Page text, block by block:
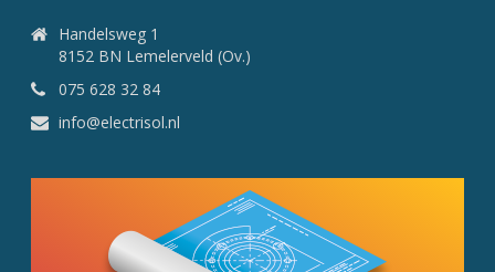
Handelsweg 1
8152 BN Lemelerveld (Ov.)
075 628 32 84
info@electrisol.nl